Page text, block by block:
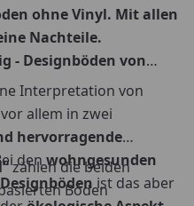
ohne Vinyl. Mit allen
Nachteile.
- Designböden von
Interpretation von
allem in zwei
hervorragende
denwohngesunden
ist das aber
zählen die beiden
Böden